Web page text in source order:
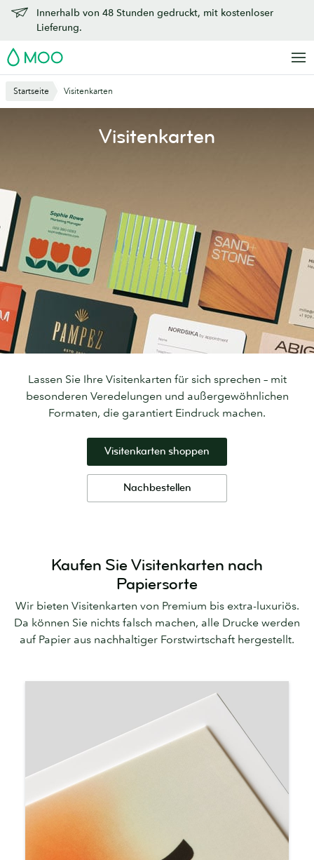
Zu
Hauptinhalt
Innerhalb von 48 Stunden gedruckt, mit kostenloser
Lieferung.
MOO
Startseite Visitenkarten
Visitenkarten
Lassen Sie Ihre Visitenkarten für sich sprechen – mit
besonderen Veredelungen und außergewöhnlichen
Formaten, die garantiert Eindruck machen.
Visitenkarten shoppen
Nachbestellen
Kaufen Sie Visitenkarten nach
Papiersorte
Wir bieten Visitenkarten von Premium bis extra-luxuriös.
Da können Sie nichts falsch machen, alle Drucke werden
auf Papier aus nachhaltiger Forstwirtschaft hergestellt.